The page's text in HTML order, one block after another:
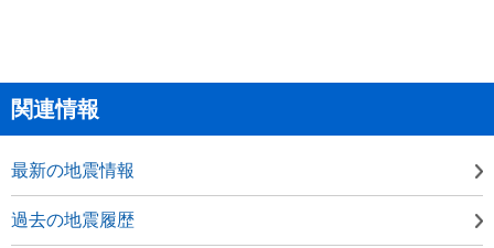
関連情報
最新の地震情報
過去の地震履歴